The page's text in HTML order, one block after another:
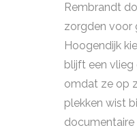
Rembrandt
zorgden voor
Hoogendijk
blijft een vlieg
omdat ze op
plekken wist